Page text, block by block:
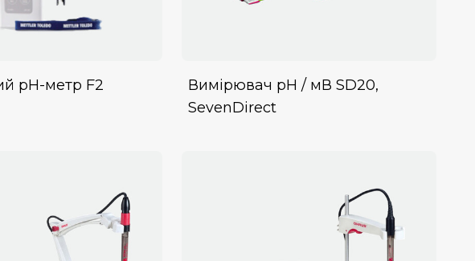
рН-метр F2
Вимірювач рН / мВ SD20,
SevenDirect